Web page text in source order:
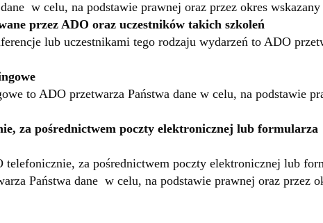
w celu, na podstawie prawnej oraz przez okres wskazany
przez ADO oraz uczestników takich szkoleń
lub uczestnikami tego rodzaju wydarzeń to ADO
to ADO przetwarza Państwa dane w celu, na podstawie
za pośrednictwem poczty elektronicznej lub formularza
za pośrednictwem poczty elektronicznej lub
Państwa dane w celu, na podstawie prawnej oraz przez